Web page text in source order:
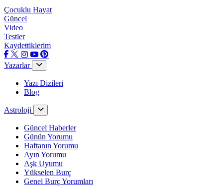
Çocuklu Hayat
Güncel
Video
Testler
Kaydettiklerim
Yazarlar
Yazı Dizileri
Blog
Astroloji
Güncel Haberler
Günün Yorumu
Haftanın Yorumu
Ayın Yorumu
Aşk Uyumu
Yükselen Burç
Genel Burç Yorumları